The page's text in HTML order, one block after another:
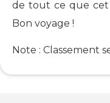
de tout ce que cet
Bon voyage !
Note : Classement